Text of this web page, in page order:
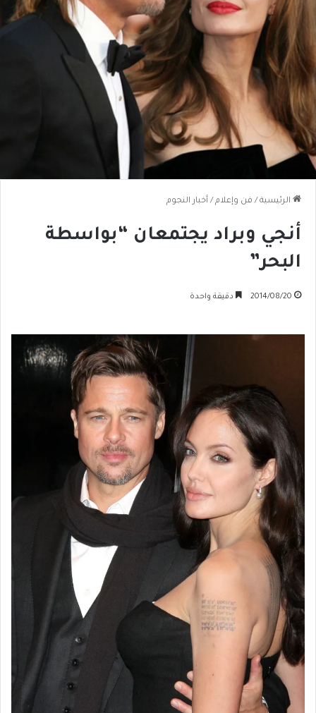
الرئيسية / فن وإعلام / أخبار النجوم
أنجي وبراد يجتمعان “بواسطة
البحر”
2014/08/20 دقيقة واحدة